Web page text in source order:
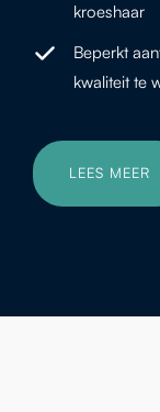
kroeshaar
Beperkt
kwaliteit te
LEES MEER